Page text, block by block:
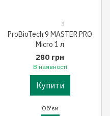
3
ProBioTech 9 MASTER PRO
Micro 1 л
280 грн
В наявності
Купити
Об'єм